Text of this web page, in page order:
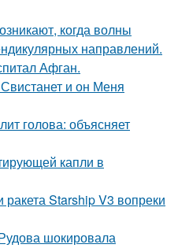
когда волны
направлений.
Афган.
и он Меня
голова: объясняет
капли в
Starship V3 вопреки
шокировала